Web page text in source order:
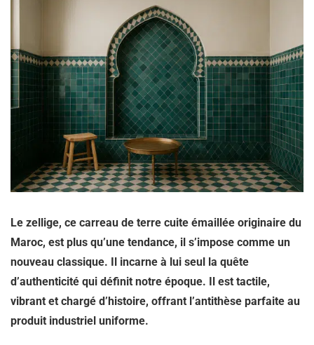
Le zellige, ce carreau de terre cuite émaillée originaire du
Maroc, est plus qu’une tendance, il s’impose comme un
nouveau classique. Il incarne à lui seul la quête
d’authenticité qui définit notre époque. Il est tactile,
vibrant et chargé d’histoire, offrant l’antithèse parfaite au
produit industriel uniforme.